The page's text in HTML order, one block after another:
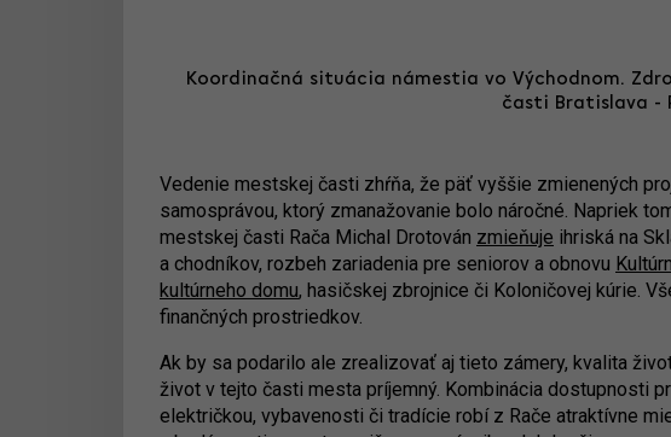
Koordinačná situácia námestia vo Východnom.
časti Bratislava -
Vedenie mestskej časti zhŕňa, že päť vyššie zmienených
samosprávou, ktorý zmanažovanie bolo náročné. Napriek
mestskej časti Rača Michal Drotován zmieňuje ihriská na
a chodníkov, rozbeh zariadenia pre seniorov a obnovu
kultúrneho domu, hasičskej zbrojnice či Koloničovej kúrie.
finančných prostriedkov.
Ak by sa podarilo ale zrealizovať aj tieto zámery, kvalita
život v tejto časti mesta príjemný. Kombinácia dostupnosti
električkou, vybavenosti či tradície robí z Rače atraktívne